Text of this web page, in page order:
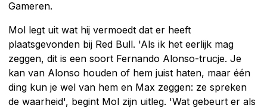
Gameren.
Mol legt uit wat hij vermoedt dat er heeft
plaatsgevonden bij Red Bull. 'Als ik het eerlijk mag
zeggen, dit is een soort Fernando Alonso-trucje. Je
kan van Alonso houden of hem juist haten, maar één
ding kun je wel van hem en Max zeggen: ze spreken
de waarheid', begint Mol zijn uitleg. 'Wat gebeurt er als